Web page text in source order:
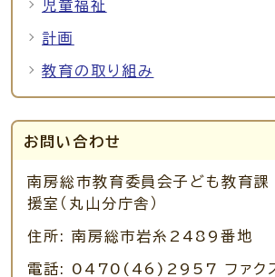
児童福祉
計画
教育の取り組み
お問い合わせ
南房総市教育委員会子ども教育
援室（丸山分庁舎）
住所: 南房総市岩糸2489番地
電話: 0470(46)2957 ファク